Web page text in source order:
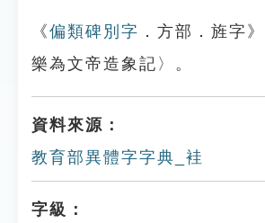
《偏類碑別字 ．方部．旌字
樂為文帝造象記〉。
資料來源：
教育部異體字字典_袿
字級：